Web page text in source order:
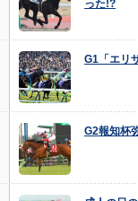
った!?
G1「エリ
G2報知杯